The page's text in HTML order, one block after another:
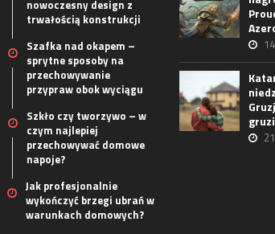
nowoczesny design z
trwałością konstrukcji
Szafka nad okapem –
sprytne sposoby na
przechowywanie
przypraw obok wyciągu
Szkło czy tworzywo – w
czym najlepiej
przechowywać domowe
napoje?
Jak profesjonalnie
wykończyć brzegi ubrań w
warunkach domowych?